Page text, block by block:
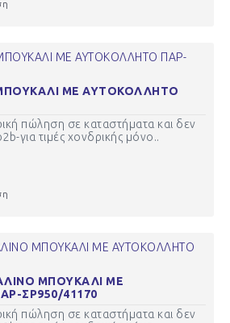
ΜΕ ΑΥΤΟΚΟΛΛΗΤΟ
πώληση σε καταστήματα και δεν
για τιμές χονδρικής μόνο..
ΜΠΟΥΚΑΛΙ ΜΕ
ΣΡ950/41170
πώληση σε καταστήματα και δεν